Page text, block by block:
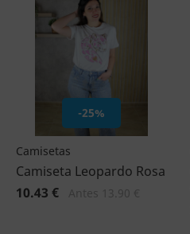
-25%
Camisetas
Camiseta Leopardo Rosa
10.43 €